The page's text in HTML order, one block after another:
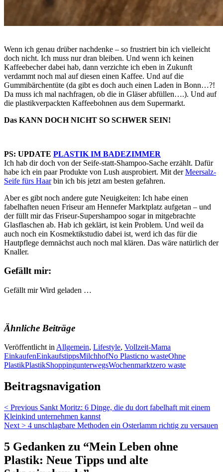
Wenn ich genau drüber nachdenke – so frustriert bin ich vielleicht
doch nicht. Ich muss nur dran bleiben. Und wenn ich keinen
Kaffeebecher dabei hab, dann verzichte ich eben in Zukunft
verdammt noch mal auf diesen einen Kaffee. Und auf die
Gummibärchentüte (da gibt es doch auch einen Laden in Bonn…?!
Da muss ich mal nachfragen, ob die in Gläser abfüllen….). Und auf
die plastikverpackten Kaffeebohnen aus dem Supermarkt.
Das KANN DOCH NICHT SO SCHWER SEIN!
PS: UPDATE PLASTIK IM BADEZIMMER
Ich hab dir doch von der Seife-statt-Shampoo-Sache erzählt. Dafür
habe ich ein paar Produkte von Lush ausprobiert. Mit derMeersalz-
Seife fürs Haarbin ich bis jetzt am besten gefahren.
Aber es gibt noch andere gute Neuigkeiten: Ich habe einen
fabelhaften neuen Friseur am Hennefer Marktplatz aufgetan – und
der füllt mir das Friseur-Supershampoo sogar in mitgebrachte
Glasflaschen ab. Hab ich geklärt, ist kein Problem. Und weil da
auch noch ein Kosmektikstudio dabei ist, werd ich das für die
Hautpflege demnächst auch noch mal klären. Das wäre natürlich der
Knaller.
Gefällt mir:
Gefällt mir Wird geladen …
Ähnliche Beiträge
Veröffentlicht inAllgemein, Lifestyle, Vollzeit-Mama
EinkaufenEinkaufstippsMilchhofNo Plasticno wasteOhne
PlastikPlastikShoppingunterwegsWochenmarktzero waste
Beitragsnavigation
< Previous Sankt Moritz: 6 Dinge, die du dort fabelhaft mit einem
Kleinkind unternehmen kannst
Next > 4 unschlagbare Methoden ein Osterlamm richtig zu versauen
5 Gedanken zu “Mein Leben ohne
Plastik: Neue Tipps und alte